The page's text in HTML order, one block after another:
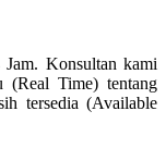
Konsultan kami
(Real Time) tentang
tersedia (Available